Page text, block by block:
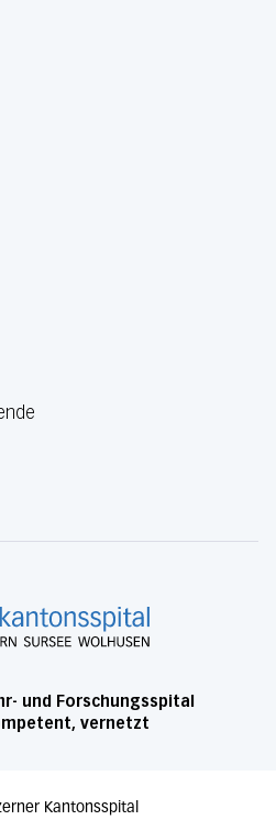
und Forschungsspital
vernetzt
Kantonsspital